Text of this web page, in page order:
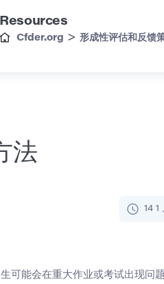
Resources
Cfder.org > 形成性评估和反馈
法
14 1
能会在重大作业或考试出现问